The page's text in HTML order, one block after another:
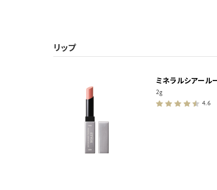
リップ
ミネラルシアール
2g
4.6